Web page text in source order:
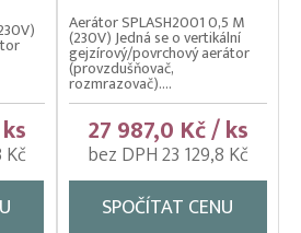
plovoucí rám
plovoucí rám
závěsné (klecové sítě)
rybníky a klecové chovy
Aerátor SPLASH2001 0,5 M
(230V) Jedná se o vertikální
gejzírový/povrchový aerátor
(provzdušňovač,
rozmrazovač)....
27 987,0 Kč / ks
bez DPH 23 129,8 Kč
SPOČÍTAT CENU